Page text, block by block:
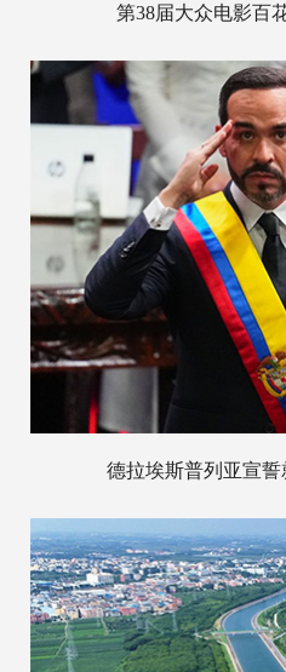
第38届大众电影百
德拉埃斯普列亚宣